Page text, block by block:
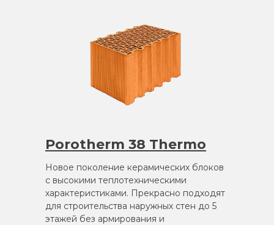
Новое поколение керамических блоков
с высокими теплотехническими
характеристиками. Прекрасно подходят
для строительства наружных стен до 5
этажей без армирования и
Porotherm 38 Thermo